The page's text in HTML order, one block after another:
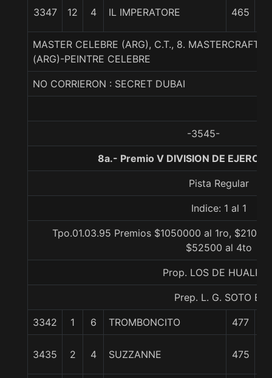
3347 12 4 IL IMPERATORE 465
MASTER CELEBRE (ARG), C.T., 8.
(ARG)-PEINTRE CELEBRE
NO CORRIERON : SECRET DUBAI
-3545-
8a.- Premio V DIVISION DE
Pista Regular
Indice: 1 al 1
Tpo.01.03.95 Premios $1050000 al 1ro,
$52500 al 4to
Prop. LOS DE
Prep. L. G. SOTO E.
3342 1 6 TROMBONCITO 477
3435 2 4 SUZZANNE 475